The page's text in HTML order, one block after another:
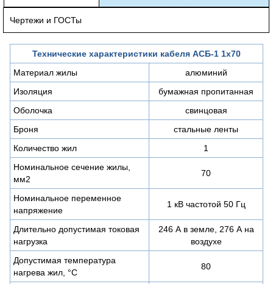
Чертежи и ГОСТы
Технические характеристики кабеля АСБ-1 1х70
Материал жилы
алюминий
Изоляция
бумажная пропитанная
Оболочка
свинцовая
Броня
стальные ленты
Количество жил
1
Номинальное сечение жилы,
мм2
70
Номинальное переменное
напряжение
1 кВ частотой 50 Гц
Длительно допустимая токовая
нагрузка
246 А в земле, 276 А на
воздухе
Допустимая температура
нагрева жил, °C
80